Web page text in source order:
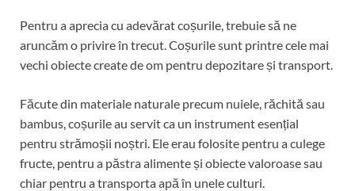
Pentru a aprecia cu adevărat coșurile, trebuie să ne
aruncăm o privire în trecut. Coșurile sunt printre cele mai
vechi obiecte create de om pentru depozitare și transport.
Făcute din materiale naturale precum nuiele, răchită sau
bambus, coșurile au servit ca un instrument esențial
pentru strămoșii noștri. Ele erau folosite pentru a culege
fructe, pentru a păstra alimente și obiecte valoroase sau
chiar pentru a transporta apă în unele culturi.